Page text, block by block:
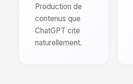
Production de
contenus que
ChatGPT cite
naturellement.